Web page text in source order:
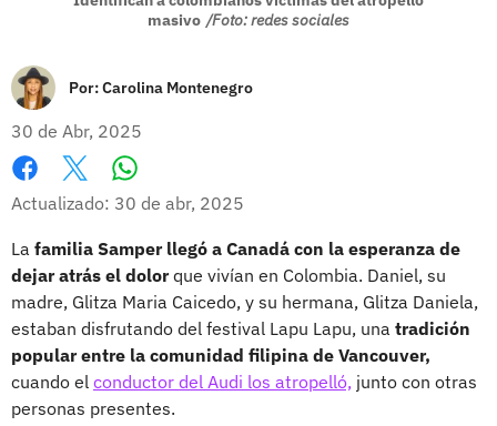
masivo /Foto: redes sociales
Por:Carolina Montenegro
30 de Abr, 2025
Facebook
X
Actualizado: 30 de abr, 2025
La familia Samper llegó a Canadá con la esperanza de
dejar atrás el dolorque vivían en Colombia. Daniel, su
madre, Glitza Maria Caicedo, y su hermana, Glitza Daniela,
estaban disfrutando del festival Lapu Lapu, una tradición
popular entre la comunidad filipina de Vancouver,
cuando el conductor del Audi los atropelló, junto con otras
personas presentes.